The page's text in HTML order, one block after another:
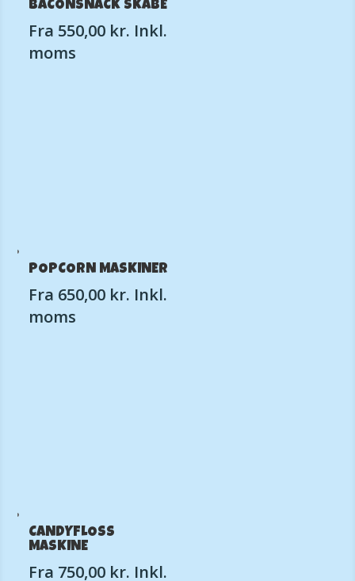
BACONSNACK SKABE
Fra 550,00 kr. Inkl.
moms
POPCORN MASKINER
Fra 650,00 kr. Inkl.
moms
CANDYFLOSS
MASKINE
Fra 750,00 kr. Inkl.